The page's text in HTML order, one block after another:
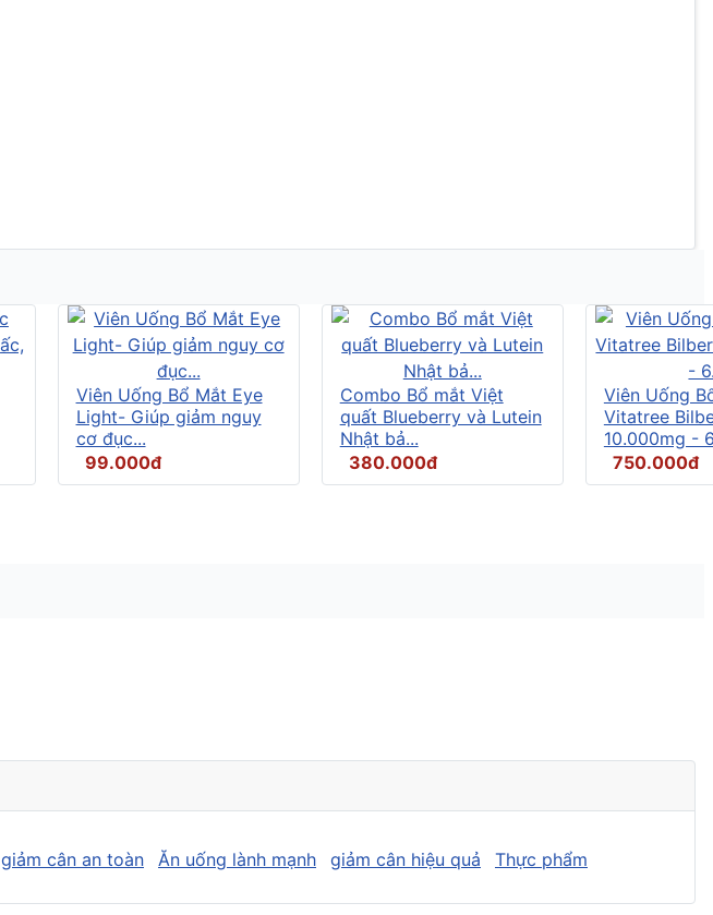
Viên Uống Bổ Mắt Eye
Light- Giúp giảm nguy
cơ đục...
99.000đ
Combo Bổ mắt Việt
quất Blueberry và Lutein
Nhật bả...
380.000đ
Viên Uống
Vitatree
10.000mg -
750.000đ
giảm cân an toàn Ăn uống lành mạnh giảm cân hiệu quả Thực phẩm